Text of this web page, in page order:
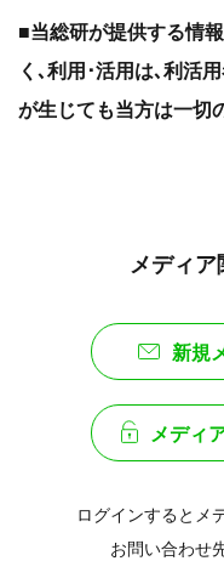
■当総研​が提供する情
く､利用･活用は､利活
が生じても当方は一切
メディア
新規
メディ
ログインするとメ
お問い合わせ